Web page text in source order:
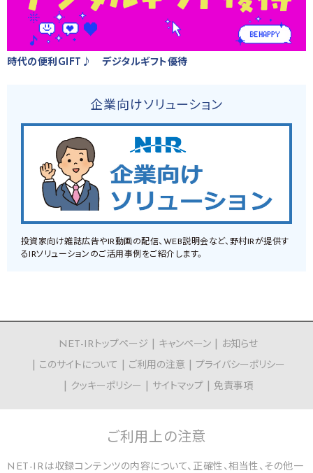
時代の便利GIFT♪ デジタルギフト優待
企業向けソリューション
投資家向け雑誌広告やIR動画の配信、WEB説明会など、野村IRが提供す
るIRソリューションのご活用事例をご紹介します。
NET-IRトップページ キャンペーン
お知らせ
このサイトについて
ご利用の注意
プライバシーポリシー
クッキーポリシー
サイトマップ 免責事項
ご利用上の注意
NET-IRは収録コンテンツの内容について、正確性、相当性、その他一